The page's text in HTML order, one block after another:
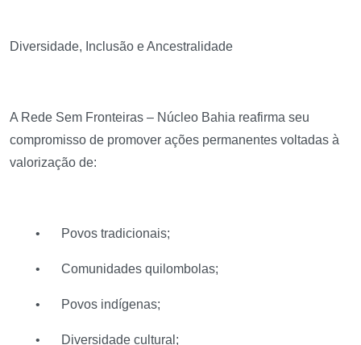
Diversidade, Inclusão e Ancestralidade
A Rede Sem Fronteiras – Núcleo Bahia reafirma seu
compromisso de promover ações permanentes voltadas à
valorização de:
• Povos tradicionais;
• Comunidades quilombolas;
• Povos indígenas;
• Diversidade cultural;